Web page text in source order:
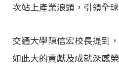
次站上產業浪頭，引領全球
交通大學陳信宏校長提到
如此大的貢獻及成就深感